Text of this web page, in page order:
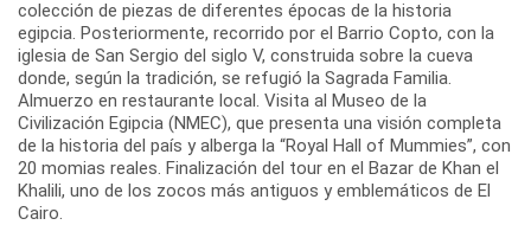
colección de piezas de diferentes épocas de la historia
egipcia. Posteriormente, recorrido por el Barrio Copto, con la
iglesia de San Sergio del siglo V, construida sobre la cueva
donde, según la tradición, se refugió la Sagrada Familia.
Almuerzo en restaurante local. Visita al Museo de la
Civilización Egipcia (NMEC), que presenta una visión completa
de la historia del país y alberga la “Royal Hall of Mummies”, con
20 momias reales. Finalización del tour en el Bazar de Khan el
Khalili, uno de los zocos más antiguos y emblemáticos de El
Cairo.